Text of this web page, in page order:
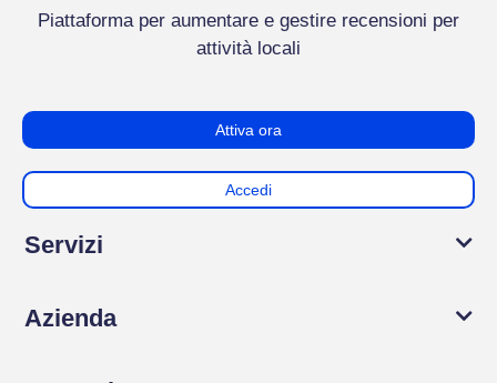
Piattaforma per aumentare e gestire recensioni per
attività locali
Attiva ora
Accedi
Servizi
Azienda